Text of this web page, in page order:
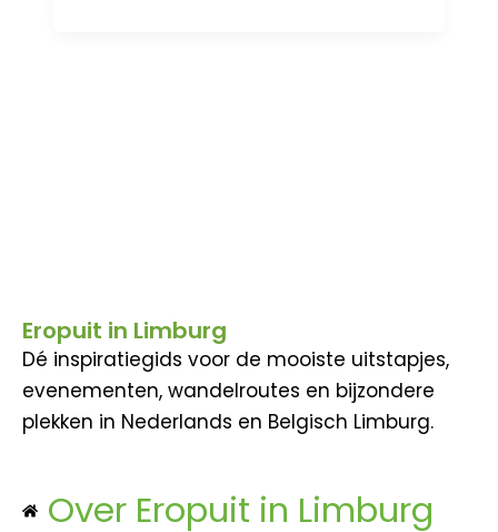
Eropuit in Limburg
Dé inspiratiegids voor de mooiste uitstapjes,
evenementen, wandelroutes en bijzondere
plekken in Nederlands en Belgisch Limburg.
Over Eropuit in Limburg